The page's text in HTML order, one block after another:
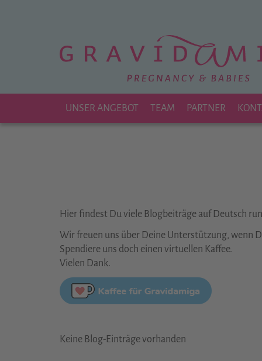
UNSER ANGEBOT TEAM PARTNER
Hier findest Du viele Blogbeiträge auf Deutsch
Wir freuen uns über Deine Unterstützung, wenn
Spendiere uns doch einen virtuellen Kaffee.
Vielen Dank.
Keine Blog-Einträge vorhanden